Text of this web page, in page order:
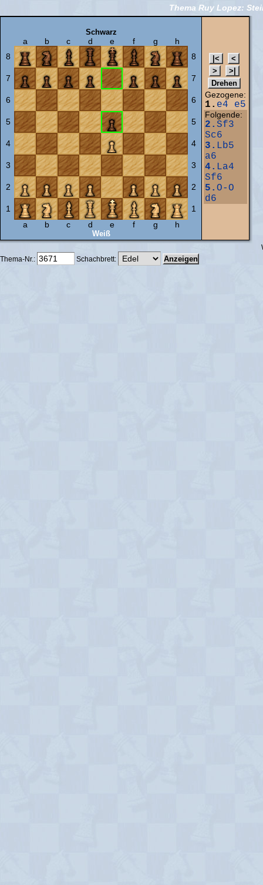
Thema Ruy Lopez:
Schwarz
a b c d e f g
h
8
8
7 7
6 6
5 5
4 4
3 3
2 2
1
1
a
b c d e f g h
Weiß
Gezogene:
1. e4 e5
Folgende:
2. Sf3
Sc6
3. Lb5
a6
4. La4
Sf6
5. O-O
d6
Thema-Nr.:
Schachbrett: